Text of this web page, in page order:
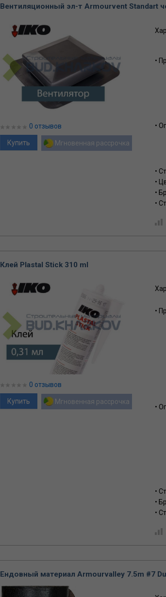
Вентиляционный эл-т Armourvent Standart
0 отзывов
Мгновенная рассрочка
•
•
•
•
•
•
Клей Plastal Stick 310 ml
0 отзывов
Мгновенная рассрочка
•
•
•
•
•
Ендовный материал Armourvalley 7.5m #7